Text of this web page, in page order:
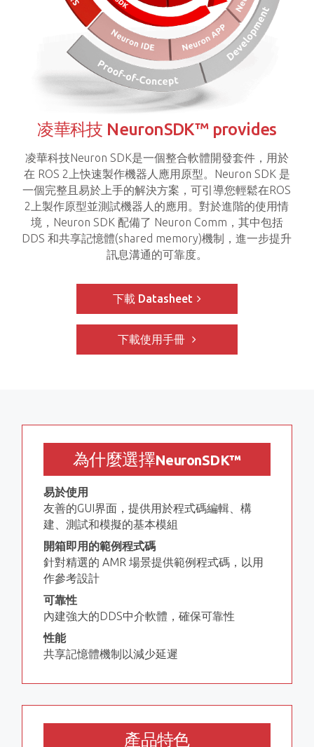
凌華科技 NeuronSDK™ provides
凌華科技Neuron SDK是一個整合軟體開發套件，用於
在 ROS 2上快速製作機器人應用原型。Neuron SDK 是
一個完整且易於上手的解決方案，可引導您輕鬆在ROS
2上製作原型並測試機器人的應用。對於進階的使用情
境，Neuron SDK 配備了 Neuron Comm，其中包括
DDS 和共享記憶體(shared memory)機制，進一步提升
訊息溝通的可靠度。
下載 Datasheet
下載使用手冊
為什麼選擇NeuronSDK™
易於使用
友善的GUI界面，提供用於程式碼編輯、構
建、測試和模擬的基本模組
開箱即用的範例程式碼
針對精選的 AMR 場景提供範例程式碼，以用
作參考設計
可靠性
內建強大的DDS中介軟體，確保可靠性
性能
共享記憶體機制以減少延遲
產品特色